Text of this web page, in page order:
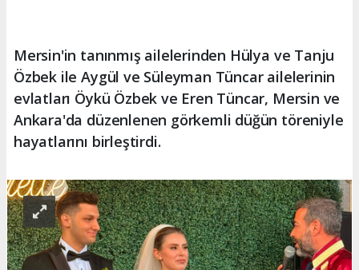
Mersin'in tanınmış ailelerinden Hülya ve Tanju
Özbek ile Aygül ve Süleyman Tüncar ailelerinin
evlatları Öykü Özbek ve Eren Tüncar, Mersin ve
Ankara'da düzenlenen görkemli düğün töreniyle
hayatlarını birleştirdi.